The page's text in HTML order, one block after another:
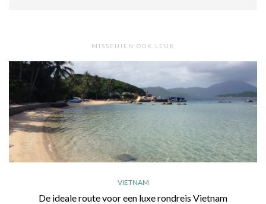
MISSCHIEN OOK LEUK
VIETNAM
De ideale route voor een luxe rondreis Vietnam